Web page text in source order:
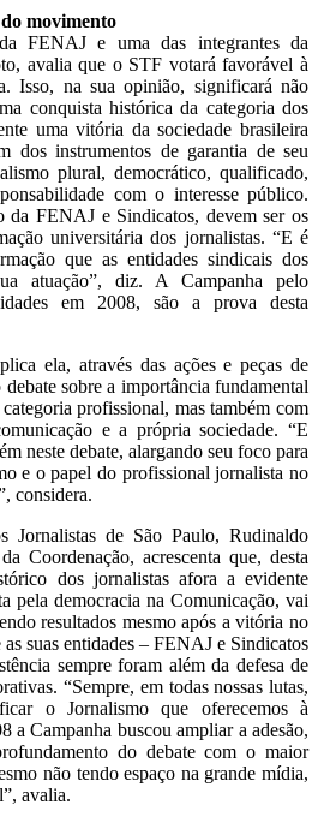
movimento
FENAJ e uma das integrantes da
avalia que o STF votará favorável à
Isso, na sua opinião, significará não
conquista histórica da categoria dos
uma vitória da sociedade brasileira
dos instrumentos de garantia de seu
plural, democrático, qualificado,
com o interesse público.
da FENAJ e Sindicatos, devem ser os
universitária dos jornalistas. “E é
que as entidades sindicais dos
atuação”, diz. A Campanha pelo
em 2008, são a prova desta
ela, através das ações e peças de
sobre a importância fundamental
profissional, mas também com
e a própria sociedade. “E
neste debate, alargando seu foco para
e o papel do profissional jornalista no
considera.
Jornalistas de São Paulo, Rudinaldo
Coordenação, acrescenta que, desta
dos jornalistas afora a evidente
pela democracia na Comunicação, vai
resultados mesmo após a vitória no
suas entidades – FENAJ e Sindicatos
sempre foram além da defesa de
“Sempre, em todas nossas lutas,
o Jornalismo que oferecemos à
a Campanha buscou ampliar a adesão,
do debate com o maior
não tendo espaço na grande mídia,
avalia.